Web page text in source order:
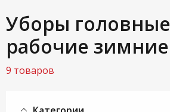
Уборы головные
рабочие зимние
9 товаров